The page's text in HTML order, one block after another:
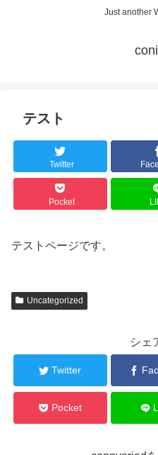
Just another
テスト
Twitter
Pocket
テストページです。
Uncategorized
シェ
Twitter
Pocket